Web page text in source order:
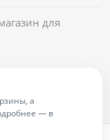
для
а
— в